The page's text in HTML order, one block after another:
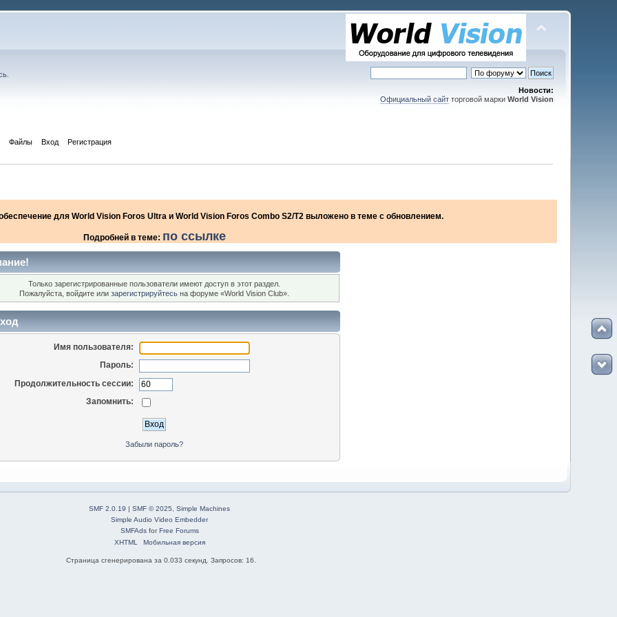
Новости:
Официальный сайтторговой марки World Vision
Файлы Вход Регистрация
для World Vision Foros Ultra и World Vision Foros Combo S2/T2 выложено в теме с обновлением.
Подробней в теме: по ссылке
Только зарегистрированные пользователи имеют доступ в этот раздел.
Пожалуйста, войдите или зарегистрируйтесь на форуме «World Vision Club».
Имя пользователя:
Пароль:
Продолжительность сессии:
Запомнить:
Забыли пароль?
SMF 2.0.19 | SMF © 2025
Simple Machines
Simple Audio Video Embedder
SMFAdsforFree Forums
XHTML
Мобильная версия
Страница сгенерирована за 0.033 секунд. Запросов: 16.